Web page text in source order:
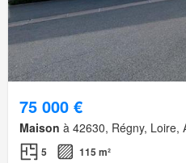
75 000 €
Maison à 42630, Régny, Loire,
5 115 m²